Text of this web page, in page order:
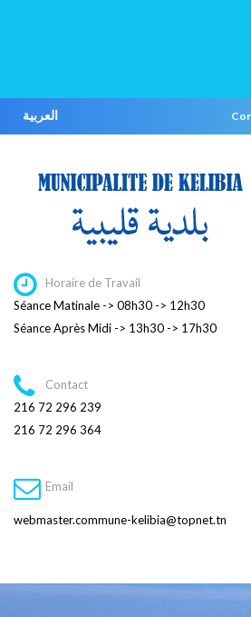
العربية
Horaire de Travail
Séance Matinale -> 08h30 -> 12h30
Séance Après Midi -> 13h30 -> 17h30
Contact
216 72 296 239
216 72 296 364
Email
webmaster.commune-kelibia@topnet.tn